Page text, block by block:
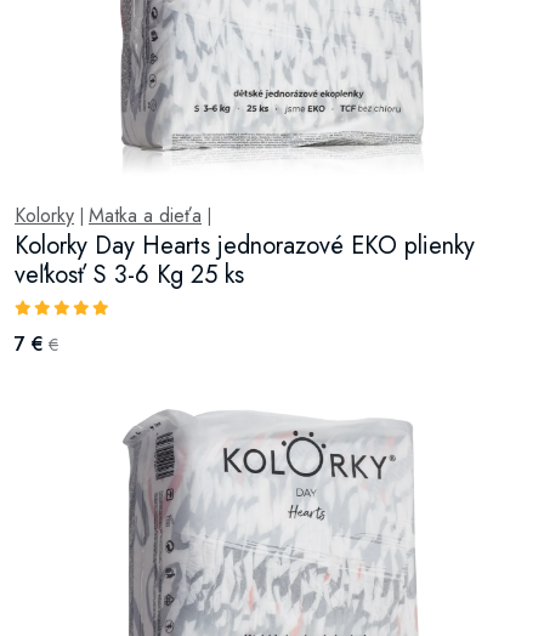
Kolorky Matka a dieťa
Kolorky Day Hearts jednorazové EKO plienky
veľkosť S 3-6 Kg 25 ks
7 € €